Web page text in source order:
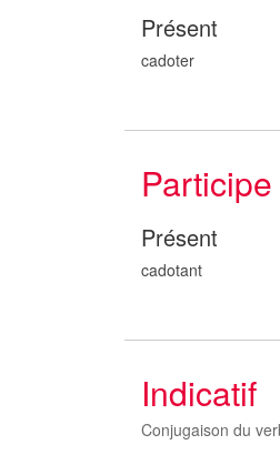
Présent
cadoter
Participe
Présent
cadotant
Indicatif
Conjugaison du